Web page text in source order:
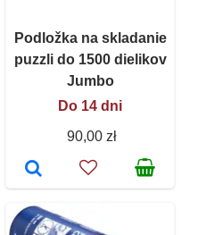
Podložka na skladanie
puzzli do 1500 dielikov
Jumbo
Do 14 dni
90,00 zł